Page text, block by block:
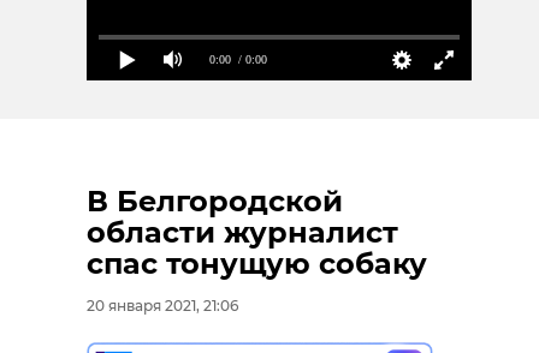
0:00 / 0:00
В Белгородской
области журналист
спас тонущую собаку
20 января 2021, 21:06